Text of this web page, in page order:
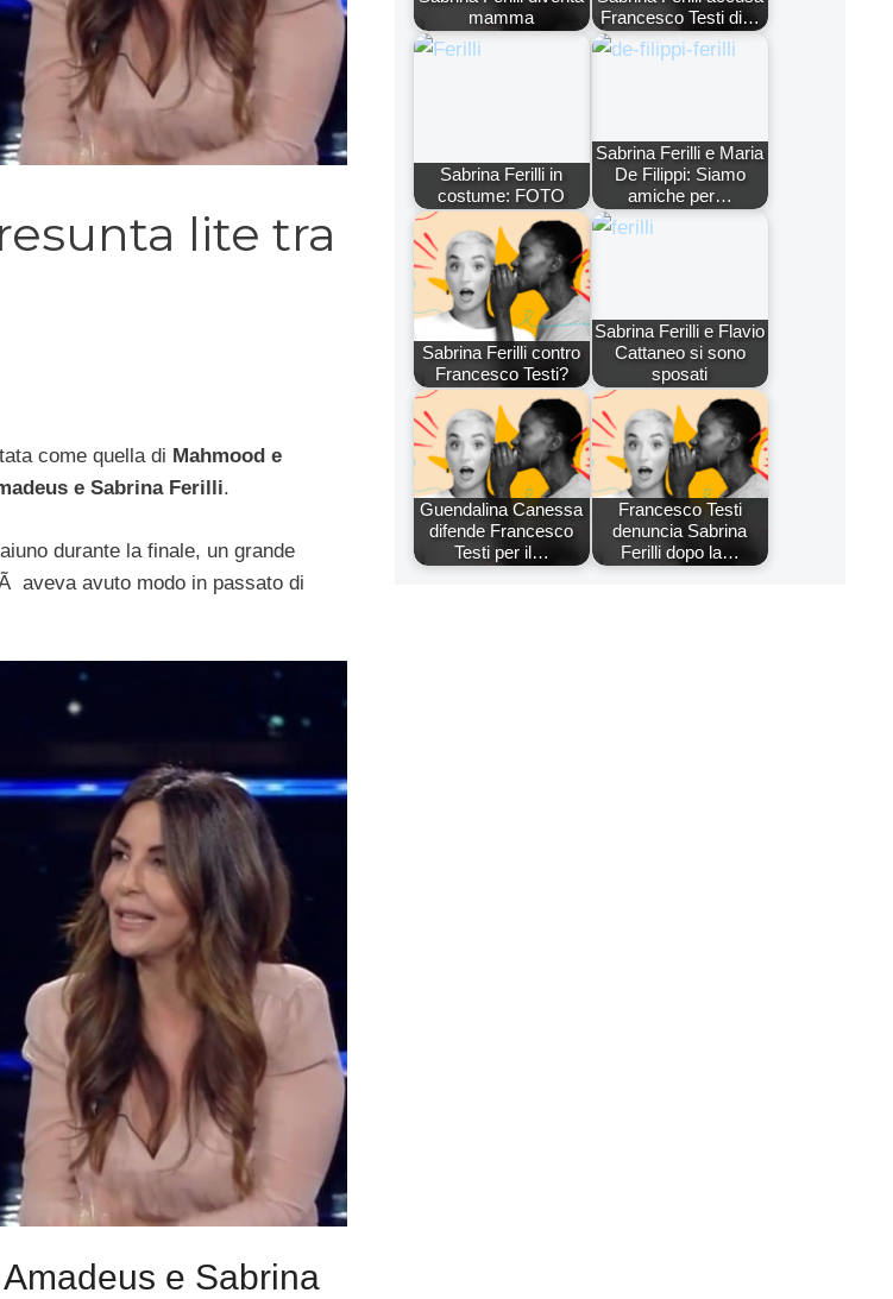
lite tra
come quella di Mahmood e
e Sabrina Ferilli.
durante la finale, un grande
aveva avuto modo in passato di
Amadeus e Sabrina
mamma
Francesco Testi di…
Sabrina Ferilli in
costume: FOTO
Sabrina Ferilli e Maria
De Filippi: Siamo
amiche per…
Sabrina Ferilli contro
Francesco Testi?
Sabrina Ferilli e Flavio
Cattaneo si sono
sposati
Guendalina Canessa
difende Francesco
Testi per il…
Francesco Testi
denuncia Sabrina
Ferilli dopo la…